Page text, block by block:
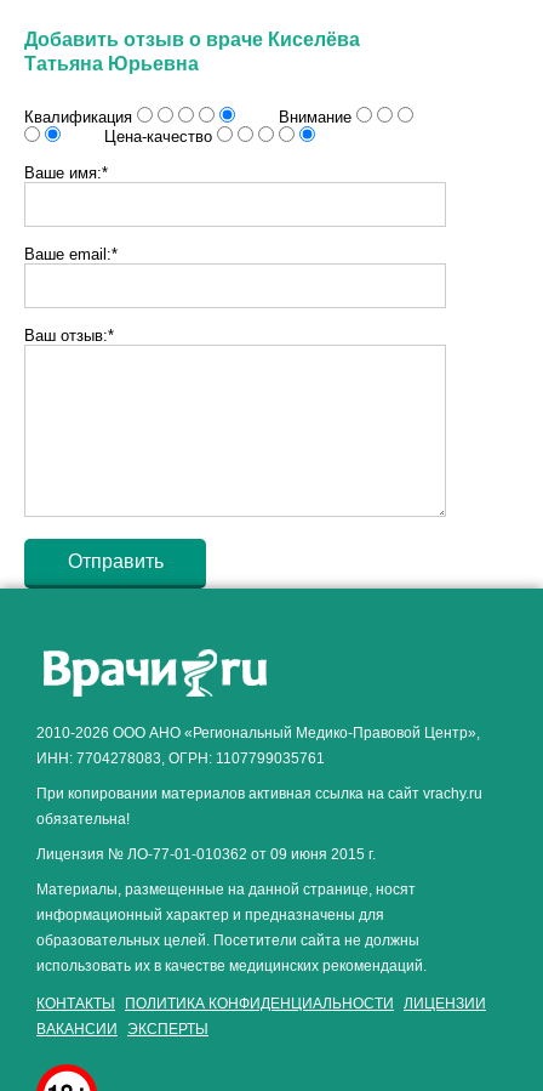
Добавить отзыв о враче Киселёва
Татьяна Юрьевна
Квалификация
Внимание
Цена-качество
Ваше имя:*
Ваше email:*
Ваш отзыв:*
2010-2026 ООО АНО «Региональный Медико-Правовой Центр»,
ИНН: 7704278083, ОГРН: 1107799035761
При копировании материалов активная ссылка на сайт vrachy.ru
обязательна!
Лицензия № ЛО-77-01-010362 от 09 июня 2015 г.
Материалы, размещенные на данной странице, носят
информационный характер и предназначены для
образовательных целей. Посетители сайта не должны
использовать их в качестве медицинских рекомендаций.
КОНТАКТЫ ПОЛИТИКА КОНФИДЕНЦИАЛЬНОСТИ
ЛИЦЕНЗИИ
ВАКАНСИИ
ЭКСПЕРТЫ